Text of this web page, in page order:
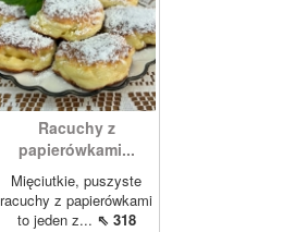
Racuchy z
papierówkami...
Mięciutkie, puszyste
racuchy z papierówkami
to jeden z... ⇖ 318